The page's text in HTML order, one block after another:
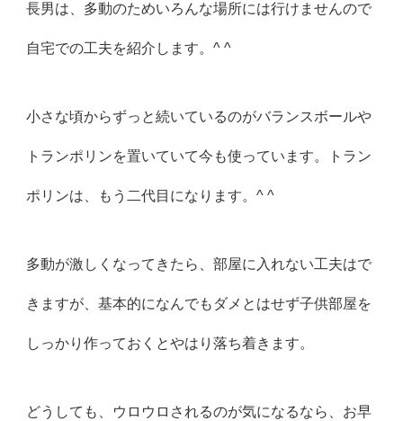
長男は、多動のためいろんな場所には行けませんので
自宅での工夫を紹介します。^ ^
小さな頃からずっと続いているのがバランスボールや
トランポリンを置いていて今も使っています。トラン
ポリンは、もう二代目になります。^ ^
多動が激しくなってきたら、部屋に入れない工夫はで
きますが、基本的になんでもダメとはせず子供部屋を
しっかり作っておくとやはり落ち着きます。
どうしても、ウロウロされるのが気になるなら、お早